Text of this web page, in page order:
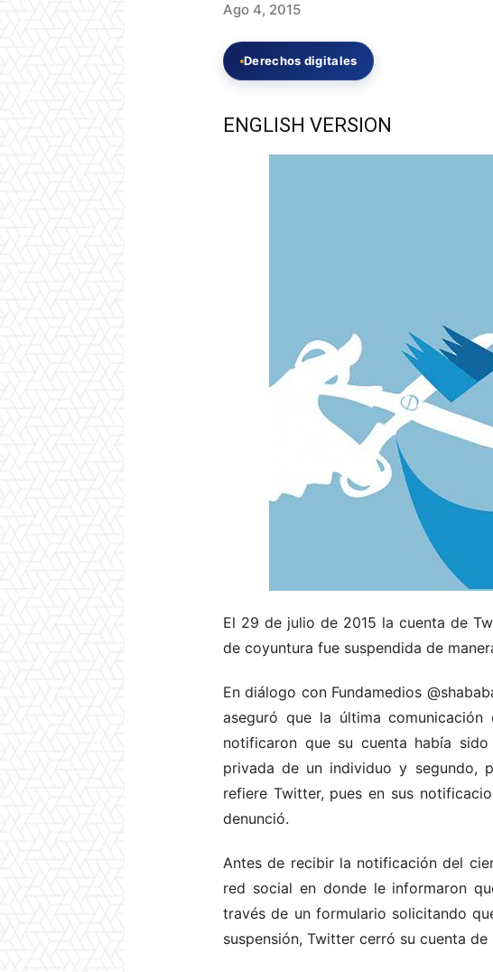
Ago 4, 2015
Derechos digitales
ENGLISH VERSION
El 29 de julio de 2015 la cuenta de
de coyuntura fue suspendida de
En diálogo con Fundamedios
aseguró que la última
notificaron que su cuenta había
privada de un individuo y segundo,
refiere Twitter, pues en sus
denunció.
Antes de recibir la notificación del
red social en donde le informaron
través de un formulario solicitando
suspensión, Twitter cerró su cuenta de